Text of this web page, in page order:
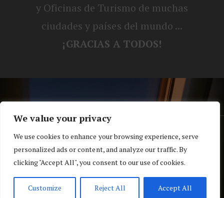
We value your privacy
We use cookies to enhance your browsing experience, serve
personalized ads or content, and analyze our traffic. By
clicking "Accept All", you consent to our use of cookies.
Customize Reject All Accept All
y Oficinas de Turismo de muchas
ciudades y países del mundo ...
¡GRACIAS A TODOS!
® Blog personal de Alex, Nerea, Turbo y
Koko |Política de privacidad y cookies
Top